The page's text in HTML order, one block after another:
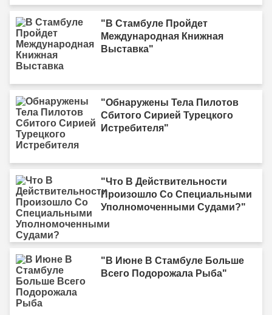
"В Стамбуле Пройдет
Международная Книжная
Выставка"
"Обнаружены Тела Пилотов
Сбитого Сирией Турецкого
Истребителя"
"Что В Действительности
Произошло Со Специальными
Уполномоченными Судами?"
"В Июне В Стамбуле Больше
Всего Подорожала Рыба"